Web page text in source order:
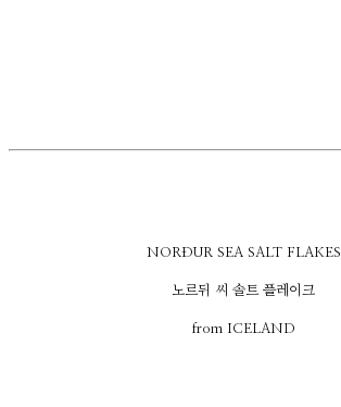
NORÐUR SEA SALT FLAKES
노르뒤 씨 솔트 플레이크
from ICELAND